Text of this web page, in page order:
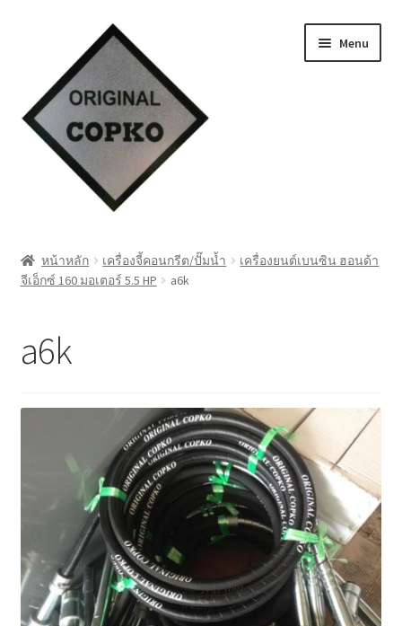
navigation
content
Menu
Cart
ติดต่อเรา
นโยบายการคืนเงิน
บทความ
บริการ
หน้าหลัก เครื่องจี้คอนกรีต/ปั๊มน้ำ
เครื่องยนต์เบนซิน ฮอนด้า
จีเอ็กซ์ 160 มอเตอร์ 5.5 HP
a6k
a6k